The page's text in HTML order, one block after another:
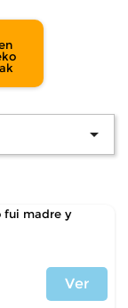

fui madre y
Ver